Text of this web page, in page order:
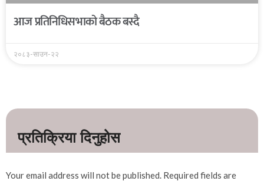
आज प्रतिनिधिसभाको बैठक बस्दै
२०८३-साउन-२२
Your email address will not be published. Required fields are